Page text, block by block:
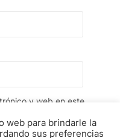
y web en este
web para brindarle la
sus preferencias